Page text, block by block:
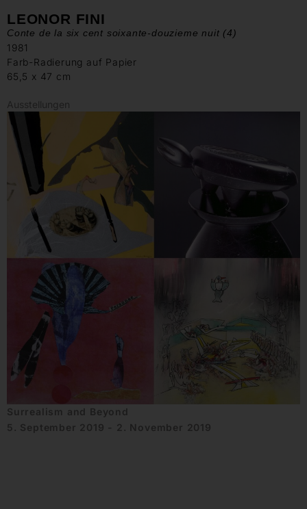
LEONOR FINI
Conte de la six cent soixante-douzieme nuit (4)
1981
Farb-Radierung auf Papier
65,5 x 47 cm
Ausstellungen
Surrealism and Beyond
5. September 2019 - 2. November 2019